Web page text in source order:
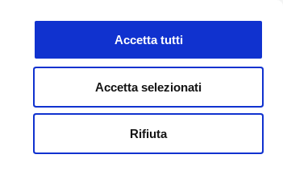
Accetta tutti
Accetta selezionati
Rifiuta
CONTATTI